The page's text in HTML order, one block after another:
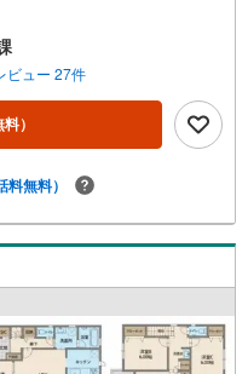
るけどローンが心配、買い
談からもお気軽にお電話く
は「室内・現地を見学す
とご見学がスムーズです。
、東京・神奈川・埼玉エリア
契約件数5万件を突破し、数多
私達はお客様に安心感をお持
ますが、その後の物件のご
については、上司である担
ただきます。
ビュー 27件
料）
料無料）